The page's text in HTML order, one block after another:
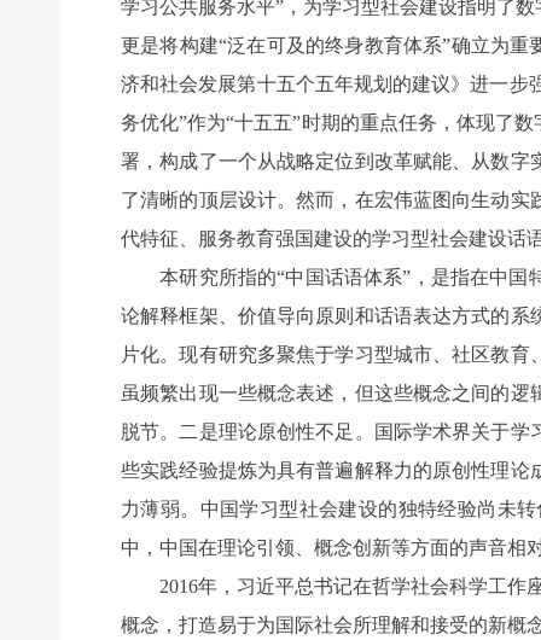
学习公共服务水平”，为学习型社会建设指明了
更是将构建“泛在可及的终身教育体系”确立为重
济和社会发展第十五个五年规划的建议》进一步
务优化”作为“十五五”时期的重点任务，体现了
署，构成了一个从战略定位到改革赋能、从数
了清晰的顶层设计。然而，在宏伟蓝图向生动
代特征、服务教育强国建设的学习型社会建设话
本研究所指的“中国话语体系”，是指在中国
论解释框架、价值导向原则和话语表达方式的
片化。现有研究多聚焦于学习型城市、社区教
虽频繁出现一些概念表述，但这些概念之间的
脱节。二是理论原创性不足。国际学术界关于
些实践经验提炼为具有普遍解释力的原创性理
力薄弱。中国学习型社会建设的独特经验尚未
中，中国在理论引领、概念创新等方面的声音相
2016年，习近平总书记在哲学社会科学工作
概念，打造易于为国际社会所理解和接受的新概